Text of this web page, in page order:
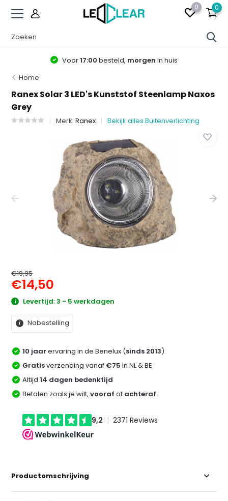
0 0
Voor17:00 besteld, morgen in huis
Home
Ranex Solar 3 LED's Kunststof Steenlamp Naxos
Grey
Merk:Ranex Bekijk alles Buitenverlichting
€19,95
€14,50
Levertijd: 3 - 5 werkdagen
Nabestelling
10 jaar ervaring in de Benelux (sinds 2013)
Gratisverzending vanaf €75 in NL & BE
Altijd14 dagen bedenktijd
Betalen zoals je wilt,vooraf of achteraf
Productomschrijving